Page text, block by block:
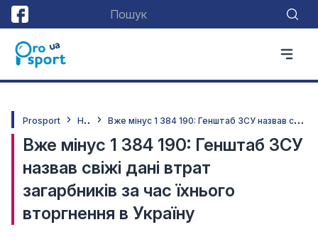
Prosport Н
овини В
же мінус 1 384 190: Генштаб ЗСУ назвав свіжі дані втрат загарбників за час їхнього вторгнення в Україну
Вже мінус 1 384 190: Генштаб ЗСУ
назвав свіжі дані втрат
загарбників за час їхнього
вторгнення в Україну